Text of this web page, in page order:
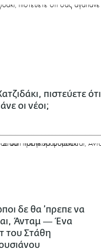
πιστεύετε ότι
οι νέοι;
δε θα ’πρεπε να
Άνταμ ― Ένα
του Στάθη